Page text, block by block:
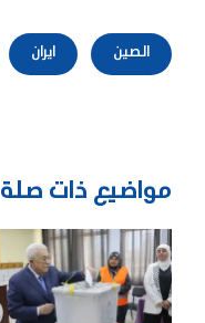
الصين ايران
مواضيع ذات صلة